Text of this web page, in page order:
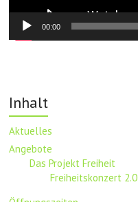
00:00
Inhalt
Aktuelles
Angebote
Das Projekt Freiheit
Freiheitskonzert 2.0